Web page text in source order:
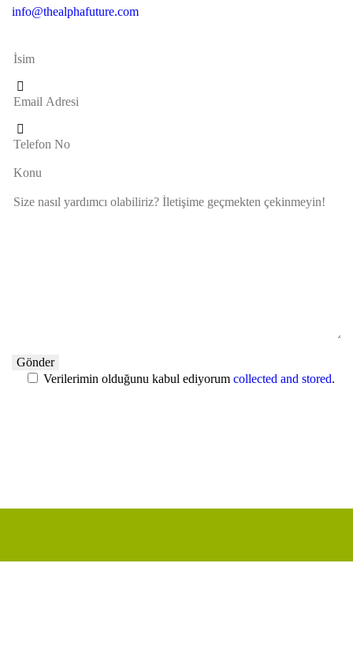
info@thealphafuture.com
Verilerimin olduğunu kabul ediyorum collected and stored.